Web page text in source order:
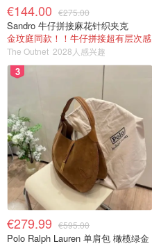
€144.00 €275.00
Sandro 牛仔拼接麻花针织夹克
金玟庭同款！！牛仔拼接超有层次感
The Outnet 2028人感兴趣
3
€279.99 €595.00
Polo Ralph Lauren 单肩包 橄榄绿金